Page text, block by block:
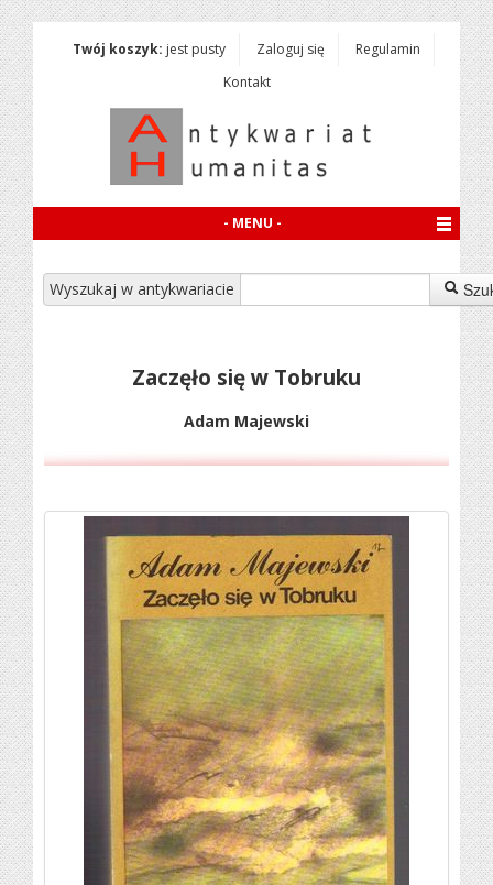
Twój koszyk: jest pusty Zaloguj się
Regulamin
Kontakt
- MENU -
Wyszukaj w antykwariacie
Zaczęło się w Tobruku
Adam Majewski